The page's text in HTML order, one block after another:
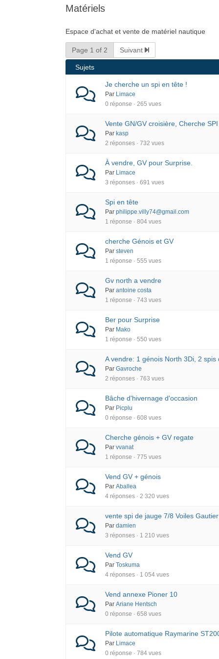
êtes
Matériels
Espace d'achat et vente de matériel nautique
Page 1 of 2 Suivant
Sujets
Je cherche un spi en tête !
Par Limace
0 réponse · 265 vues
Vente GN/GV croisière, Cherche
Parkasp
2 réponses · 732 vues
À vendre, GV pour Surprise.
Par Limace
3 réponses · 691 vues
Spi en tête
Parphilippe.villy74@gmail.com
1 réponse · 804 vues
cherche Génois et GV
Parsteven
1 réponse · 555 vues
Gv north a vendre
Parantoine costa
1 réponse · 743 vues
Ber pour Surprise
Par Mako
1 réponse · 550 vues
A vendre: 1 génois North 3Di, 2 spis
ParGavroche
2 réponses · 763 vues
Bâche d'hivernage d'occasion
Par Picplu
0 réponse · 608 vues
Cherche génois + GV regate
Parvvanat
1 réponse · 775 vues
Vend GV + génois
ParAballea
4 réponses · 2 320 vues
vente spi de jauge 7/8 Voiles Gautier
Pardamien
3 réponses · 1 210 vues
Vend GV
ParToskuma
4 réponses · 1 054 vues
Vend annexe Pioner 10
ParAriane Hentsch
0 réponse · 658 vues
Pilote automatique Raymarine
Par Limace
0 réponse · 784 vues